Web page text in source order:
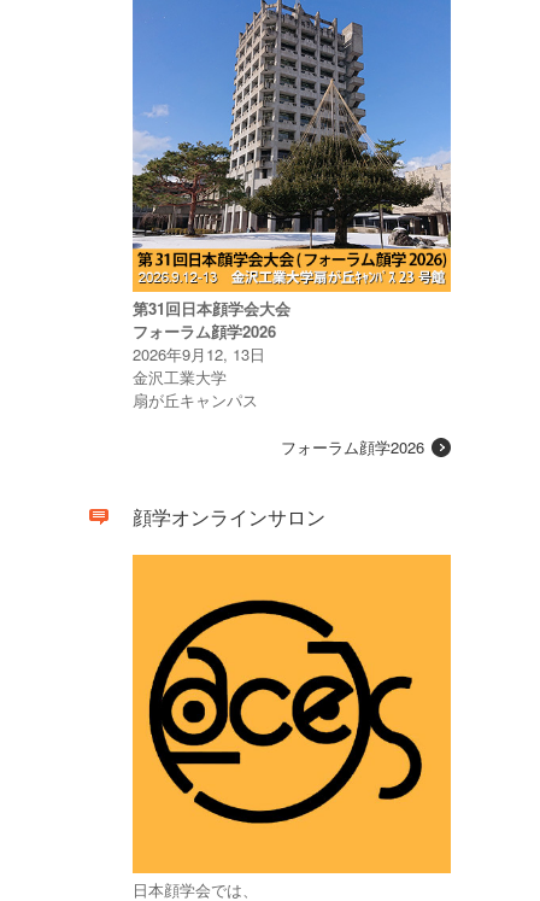
第31回日本顔学会大会
フォーラム顔学2026
2026年9月12, 13日
金沢工業大学
扇が丘キャンパス
フォーラム顔学2026
顔学オンラインサロン
日本顔学会では、